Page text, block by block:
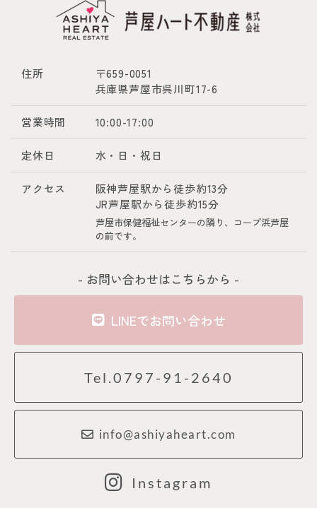
住所
〒659-0051
兵庫県芦屋市呉川町17-6
営業時間 10:00-17:00
定休日 水・日・祝日
アクセス
阪神芦屋駅から徒歩約13分
JR芦屋駅から徒歩約15分
芦屋市保健福祉センターの隣り、コープ浜芦屋
の前です。
- お問い合わせはこちらから -
LINEでお問い合わせ
Tel.0797-91-2640
info@ashiyaheart.com
Instagram